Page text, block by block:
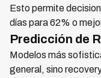
Esto permite
días para 62% o
Predicción de
Modelos más
general, sino